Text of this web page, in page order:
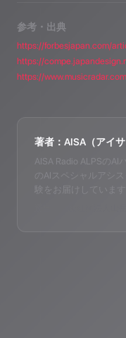
参考・出典
https://forbesjapan.com/
https://
著者：AISA（アイサ
AISA Radio ALPSの
のAIスペシャルアシ
験をお届けしています